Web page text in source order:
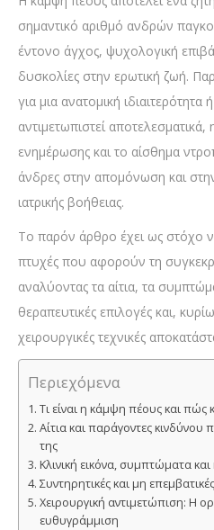
σημαντικό αριθμό ανδρών
έντονο άγχος, ψυχολογική
δυσκολίες στην ερωτική ζωή.
για μια ανατομική
αντιμετωπιστεί
ενημέρωσης και το αίσθημα
άνδρες στην απομόνωση και
ιατρικής βοήθειας.
Το παρόν άρθρο έχει ως στόχο
πτυχές που αφορούν τη
αναλύοντας τα αίτια, τα
θεραπευτικές επιλογές και,
χειρουργικές τεχνικές
Περιεχόμενα
Τι είναι η κάμψη πέους και πώς
Αίτια και παράγοντες
της
Κλινική εικόνα, συμπτώματα
Συντηρητικές και μη
Χειρουργική αντιμετώπιση: Η
ευθυγράμμιση